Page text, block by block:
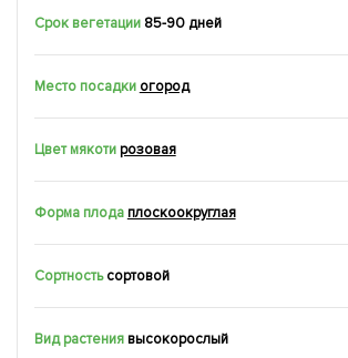
Срок вегетации 85-90 дней
Место посадки огород
Цвет мякотирозовая
Форма плодаплоскоокруглая
Сортность сортовой
Вид растениявысокорослый